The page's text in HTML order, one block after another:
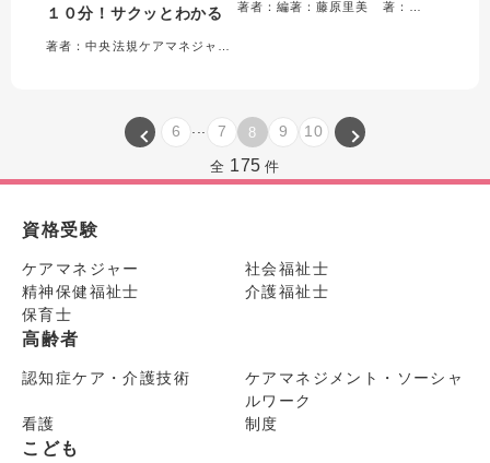
１０分！サクッとわかる
6 7 8 9 10
全 175 件
資格受験
ケアマネジャー
社会福祉士
精神保健福祉士
介護福祉士
保育士
高齢者
認知症ケア・介護技術
ケアマネジメント・ソーシャ
ルワーク
看護
制度
こども